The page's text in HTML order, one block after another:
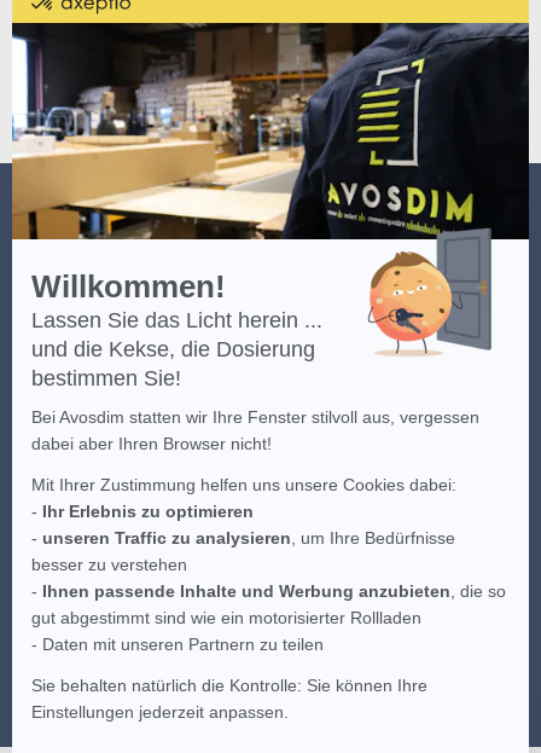
-
Erfahren
Sie
mehr
über
Willkommen!
Lassen Sie das Licht herein ...
und die Kekse, die Dosierung
bestimmen Sie!
Bei Avosdim statten wir Ihre Fenster stilvoll aus, vergessen
dabei aber Ihren Browser nicht!
Mit Ihrer Zustimmung helfen uns unsere Cookies dabei:
- Ihr Erlebnis zu optimieren
- unseren Traffic zu analysieren , um Ihre Bedürfnisse
besser zu verstehen
- Ihnen passende Inhalte und Werbung anzubieten , die so
gut abgestimmt sind wie ein motorisierter Rollladen
- Daten mit unseren Partnern zu teilen
Sie behalten natürlich die Kontrolle: Sie können Ihre
Einstellungen jederzeit anpassen.
AVOSDIM
(*) Klicken Sie hier, um die Bedingungen des Angebots einzusehen.
Das Bildmaterial der Webseite ist das intellektuelle Eigentum von
AvosDim, jeder teilweise oder vollkommene Versuch der Kopie ist
untersagt.